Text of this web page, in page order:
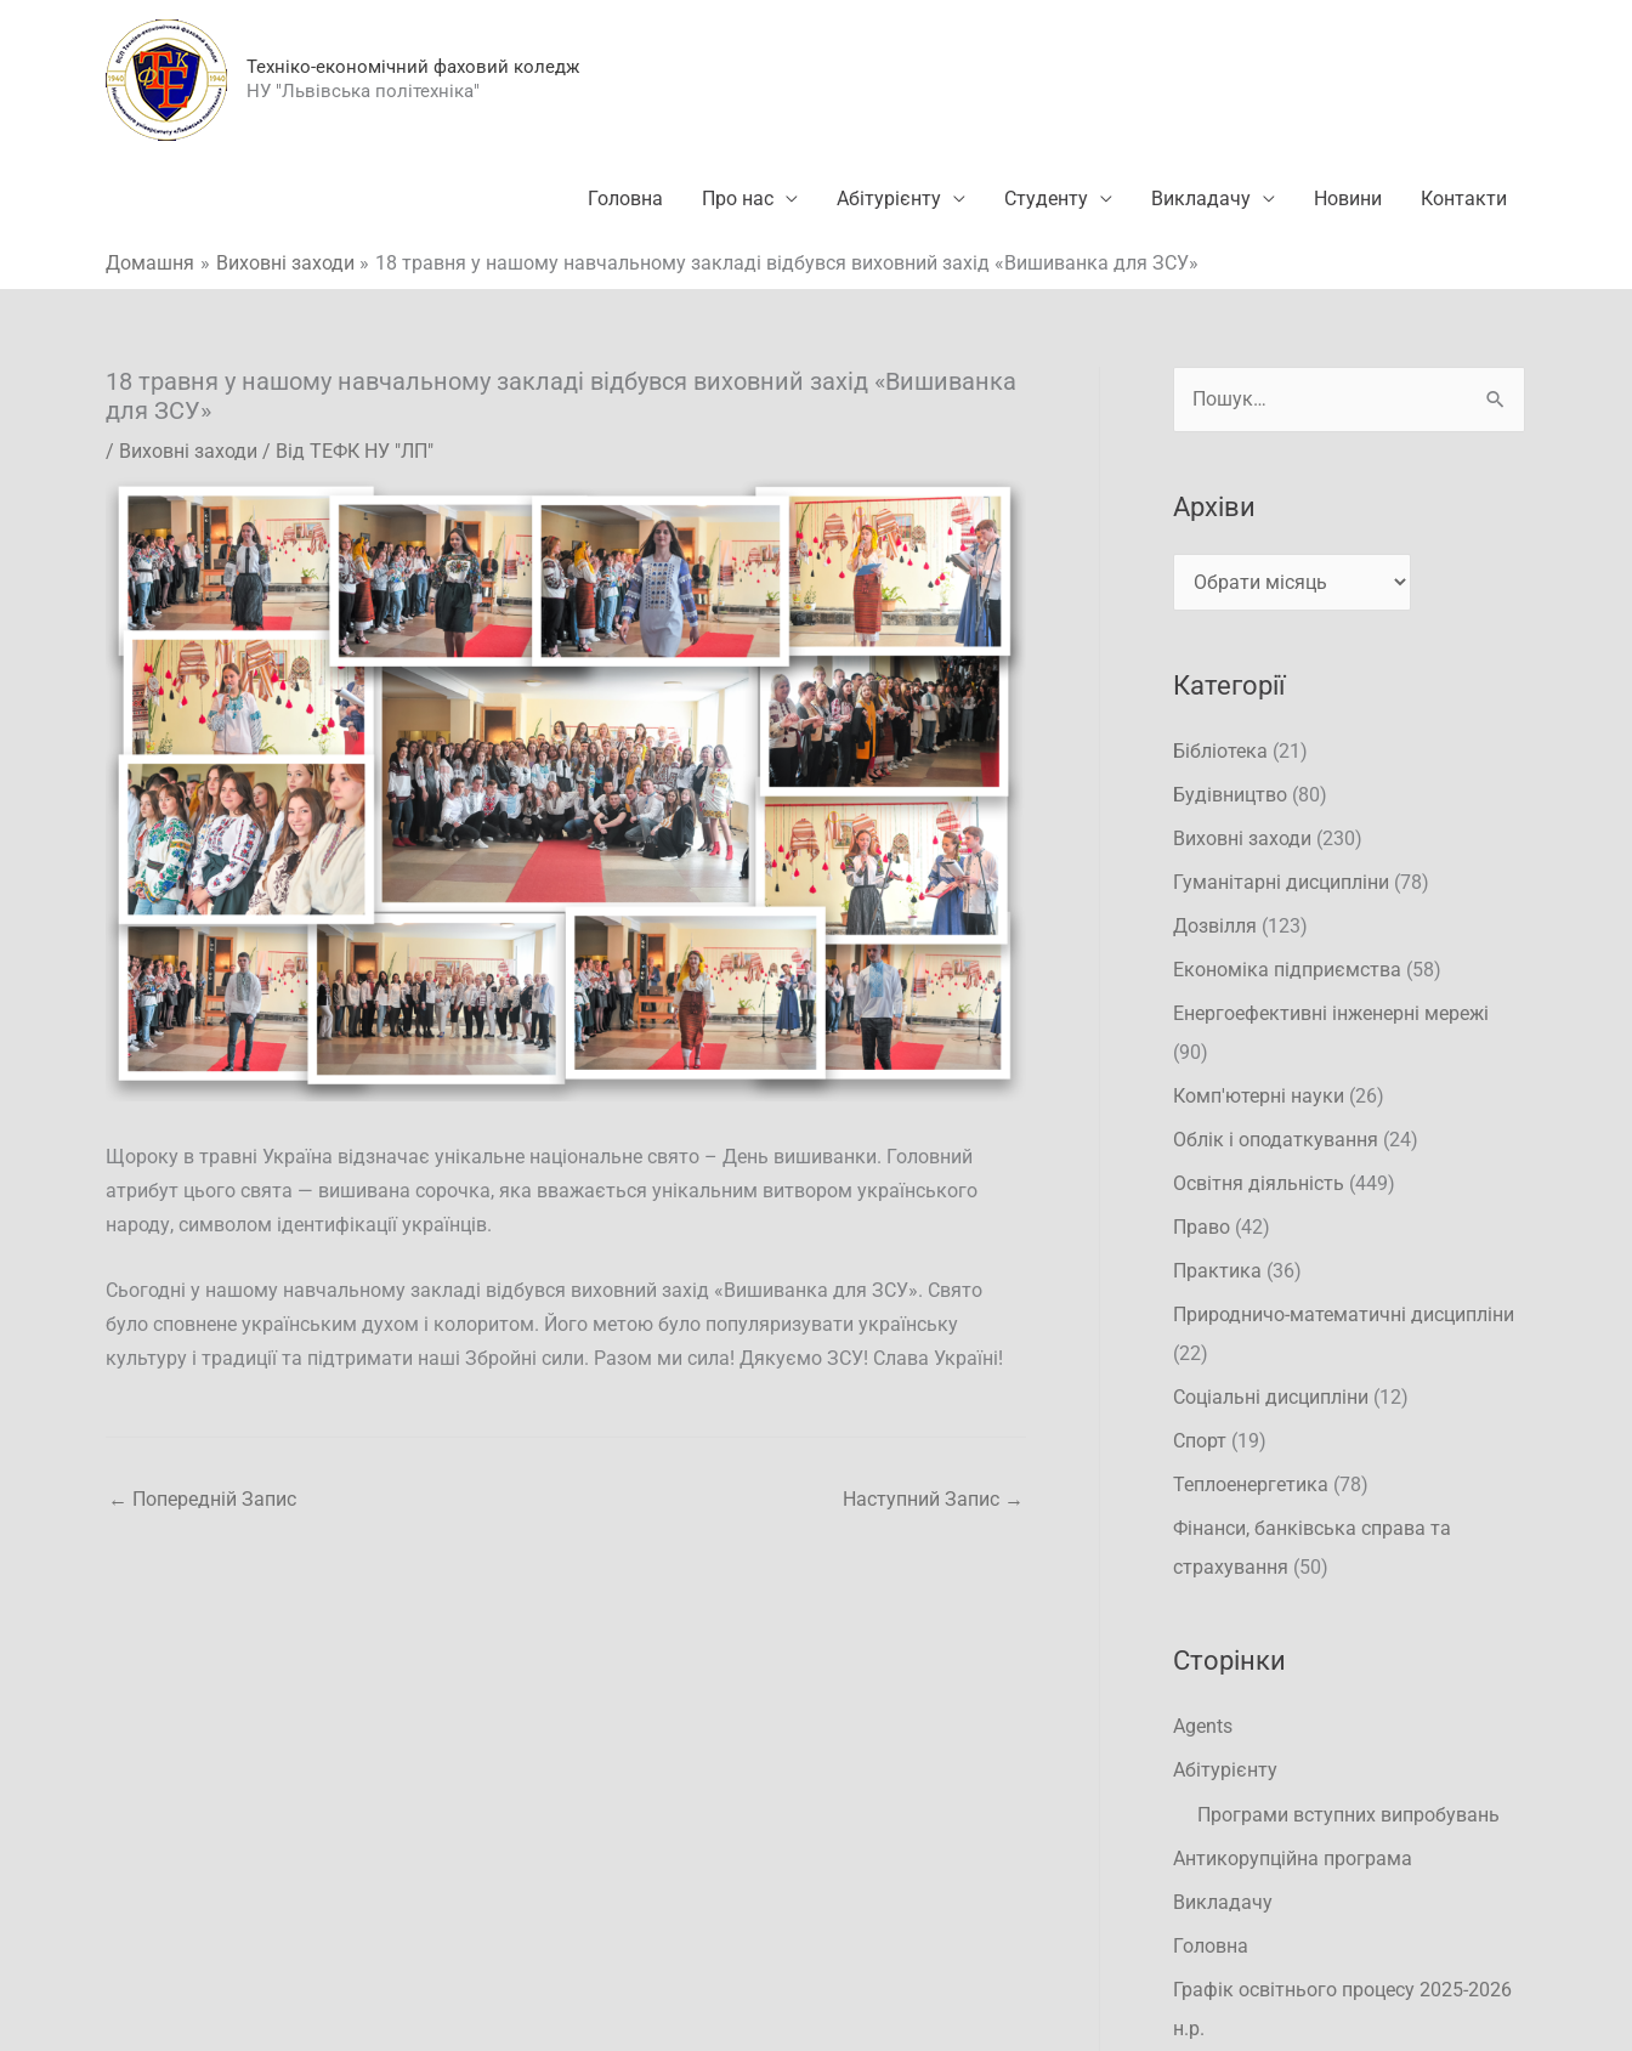
Техніко-економічний фаховий коледж
НУ "Львівська політехніка"
Головна Про нас Абітурієнту Студенту Викладачу Новини Контакти
Домашня Виховні заходи 18 травня у нашому навчальному закладі відбувся виховний захід «Вишиванка для ЗСУ»
18 травня у нашому навчальному закладі відбувся виховний захід «Вишиванка
для ЗСУ»
/ Виховні заходи / Від ТЕФК НУ "ЛП"
Щороку в травні Україна відзначає унікальне національне свято – День вишиванки. Головний
атрибут цього свята — вишивана сорочка, яка вважається унікальним витвором українського
народу, символом ідентифікації українців.
Сьогодні у нашому навчальному закладі відбувся виховний захід «Вишиванка для ЗСУ». Свято
було сповнене українським духом і колоритом. Його метою було популяризувати українську
культуру і традиції та підтримати наші Збройні сили. Разом ми сила! Дякуємо ЗСУ! Слава Україні!
← Попередній Запис Наступний Запис →
а
т
Архіви
Категорії
Бібліотека (21)
Будівництво (80)
Виховні заходи (230)
Гуманітарні дисципліни (78)
Дозвілля (123)
Економіка підприємства (58)
Енергоефективні інженерні мережі
(90)
Комп'ютерні науки (26)
Облік і оподаткування (24)
Освітня діяльність (449)
Право (42)
Практика (36)
Природничо-математичні дисципліни
(22)
Соціальні дисципліни (12)
Спорт (19)
Теплоенергетика (78)
Фінанси, банківська справа та
страхування (50)
Сторінки
Agents
Абітурієнту
Програми вступних випробувань
Антикорупційна програма
Викладачу
Головна
Графік освітнього процесу 2025-2026
н.р.